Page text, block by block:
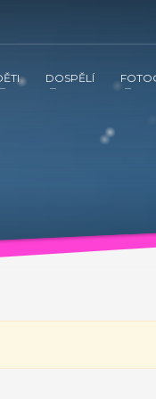
spolupráci s
vztahů v rodině a
inovativní metoda
Kamarád Nenuda
rodinného zážitkového
organizaci, aby mohli
DOSPĚLÍ